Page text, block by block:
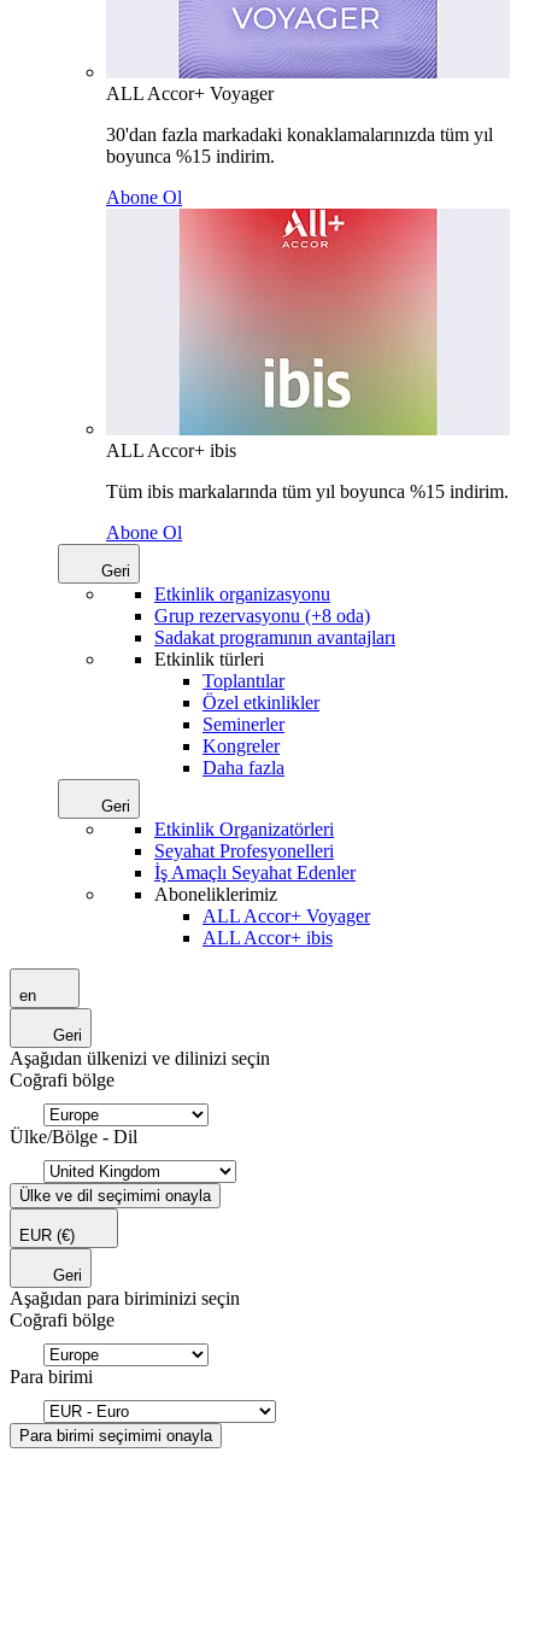
ALL Accor+ Voyager
30'dan fazla markadaki konaklamalarınızda tüm yıl
boyunca %15 indirim.
Abone Ol
ALL Accor+ ibis
Tüm ibis markalarında tüm yıl boyunca %15 indirim.
Abone Ol
Geri
Etkinlik organizasyonu
Grup rezervasyonu (+8 oda)
Sadakat programının avantajları
Etkinlik türleri
Toplantılar
Özel etkinlikler
Seminerler
Kongreler
Daha fazla
Geri
Etkinlik Organizatörleri
Seyahat Profesyonelleri
İş Amaçlı Seyahat Edenler
Aboneliklerimiz
ALL Accor+ Voyager
ALL Accor+ ibis
en
Geri
Aşağıdan ülkenizi ve dilinizi seçin
Coğrafi bölge
Ülke/Bölge - Dil
Ülke ve dil seçimimi onayla
EUR (€)
Geri
Aşağıdan para biriminizi seçin
Coğrafi bölge
Para birimi
Para birimi seçimimi onayla